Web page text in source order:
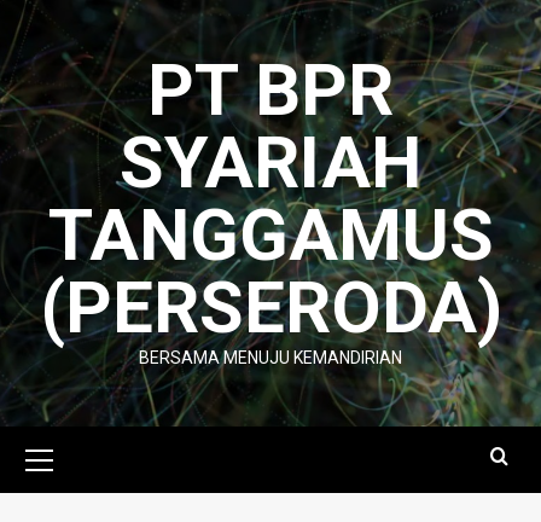
Skip
to
content
PT BPR
SYARIAH
TANGGAMUS
(PERSERODA)
BERSAMA MENUJU KEMANDIRIAN
Menu